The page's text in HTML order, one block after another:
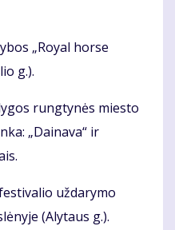
„Royal horse
g.).
rungtynės miesto
„Dainava“ ir
uždarymo
(Alytaus g.).